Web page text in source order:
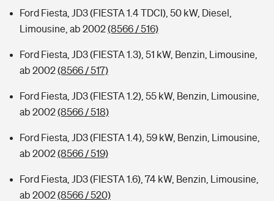
Ford Fiesta, JD3 (FIESTA 1.4 TDCI), 50 kW, Diesel,
Limousine, ab 2002(8566 / 516)
Ford Fiesta, JD3 (FIESTA 1.3), 51 kW, Benzin, Limousine,
ab 2002(8566 / 517)
Ford Fiesta, JD3 (FIESTA 1.2), 55 kW, Benzin, Limousine,
ab 2002(8566 / 518)
Ford Fiesta, JD3 (FIESTA 1.4), 59 kW, Benzin, Limousine,
ab 2002(8566 / 519)
Ford Fiesta, JD3 (FIESTA 1.6), 74 kW, Benzin, Limousine,
ab 2002(8566 / 520)